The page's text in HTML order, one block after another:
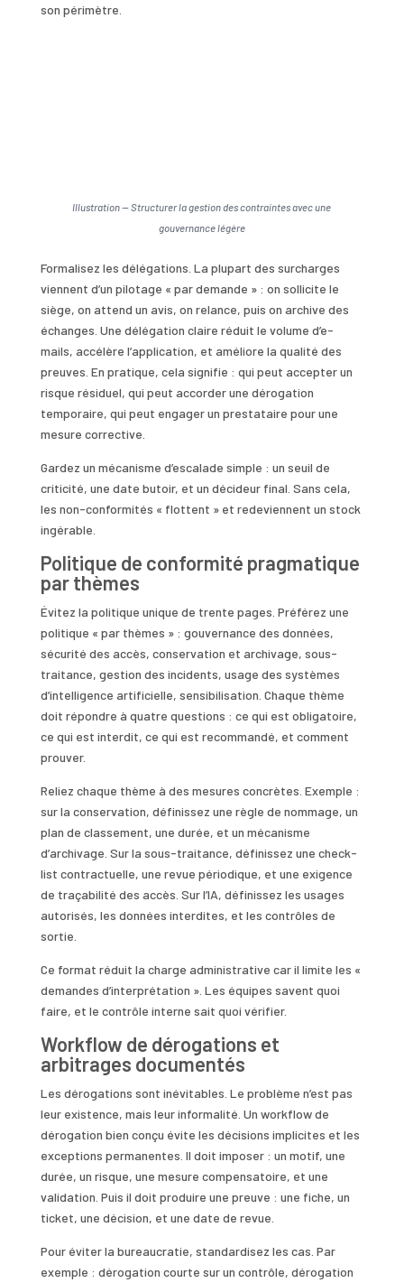
son périmètre.
Illustration — Structurer la gestion des contraintes avec une
gouvernance légère
Formalisez les délégations. La plupart des surcharges
viennent d’un pilotage « par demande » : on sollicite le
siège, on attend un avis, on relance, puis on archive des
échanges. Une délégation claire réduit le volume d’e-
mails, accélère l’application, et améliore la qualité des
preuves. En pratique, cela signifie : qui peut accepter un
risque résiduel, qui peut accorder une dérogation
temporaire, qui peut engager un prestataire pour une
mesure corrective.
Gardez un mécanisme d’escalade simple : un seuil de
criticité, une date butoir, et un décideur final. Sans cela,
les non-conformités « flottent » et redeviennent un stock
ingérable.
Politique de conformité pragmatique
par thèmes
Évitez la politique unique de trente pages. Préférez une
politique « par thèmes » : gouvernance des données,
sécurité des accès, conservation et archivage, sous-
traitance, gestion des incidents, usage des systèmes
d’intelligence artificielle, sensibilisation. Chaque thème
doit répondre à quatre questions : ce qui est obligatoire,
ce qui est interdit, ce qui est recommandé, et comment
prouver.
Reliez chaque thème à des mesures concrètes. Exemple :
sur la conservation, définissez une règle de nommage, un
plan de classement, une durée, et un mécanisme
d’archivage. Sur la sous-traitance, définissez une check-
list contractuelle, une revue périodique, et une exigence
de traçabilité des accès. Sur l’IA, définissez les usages
autorisés, les données interdites, et les contrôles de
sortie.
Ce format réduit la charge administrative car il limite les «
demandes d’interprétation ». Les équipes savent quoi
faire, et le contrôle interne sait quoi vérifier.
Workflow de dérogations et
arbitrages documentés
Les dérogations sont inévitables. Le problème n’est pas
leur existence, mais leur informalité. Un workflow de
dérogation bien conçu évite les décisions implicites et les
exceptions permanentes. Il doit imposer : un motif, une
durée, un risque, une mesure compensatoire, et une
validation. Puis il doit produire une preuve : une fiche, un
ticket, une décision, et une date de revue.
Pour éviter la bureaucratie, standardisez les cas. Par
exemple : dérogation courte sur un contrôle, dérogation